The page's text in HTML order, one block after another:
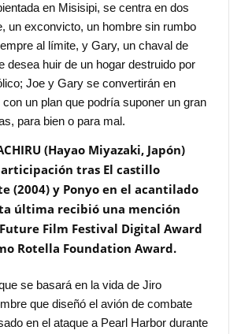
en Misisipi, se centra en dos
un exconvicto, un hombre sin rumbo
al límite, y Gary, un chaval de
desea huir de un hogar destruido por
Joe y Gary se convertirán en
un plan que podría suponer un gran
para bien o para mal.
(Hayao Miyazaki, Japón)
tras El castillo
(2004) y Ponyo en el acantilado
última recibió una mención
Film Festival Digital Award
Rotella Foundation Award.
se basará en la vida de Jiro
que diseñó el avión de combate
en el ataque a Pearl Harbor durante